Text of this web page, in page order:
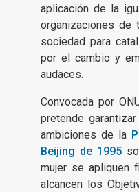
aplicación de la
organizaciones
sociedad para
por el cambio y
audaces.
Convocada por
pretende
ambiciones de la
Beijing de 1995
mujer se apliquen
alcancen los